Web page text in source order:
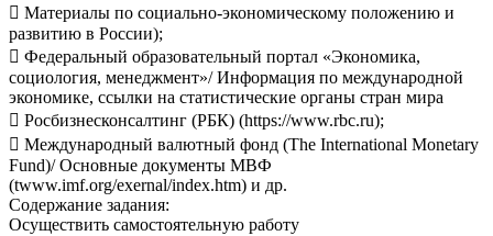
 Материалы по социально-экономическому положению и
развитию в России);
 Федеральный образовательный портал «Экономика,
социология, менеджмент»/ Информация по международной
экономике, ссылки на статистические органы стран мира
 Росбизнесконсалтинг (РБК) (https://www.rbc.ru);
 Международный валютный фонд (The International Monetary
Fund)/ Основные документы МВФ
(twww.imf.org/exernal/index.htm) и др.
Содержание задания:
Осуществить самостоятельную работу